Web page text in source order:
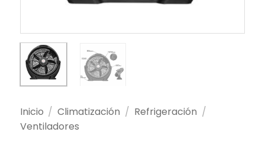
Inicio / Climatización / Refrigeración /
Ventiladores